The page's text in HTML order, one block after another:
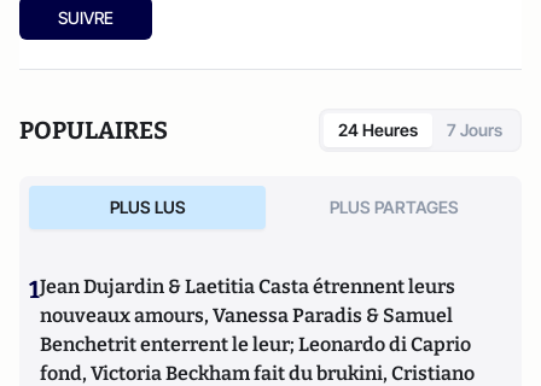
ballets, spectacles divers, cinéma, expos, livres, etc.).
SUIVRE
POPULAIRES 24 Heures 7 Jours
PLUS LUS PLUS PARTAGES
1Jean Dujardin & Laetitia Casta étrennent leurs
nouveaux amours, Vanessa Paradis & Samuel
Benchetrit enterrent le leur; Leonardo di Caprio
fond, Victoria Beckham fait du brukini, Cristiano